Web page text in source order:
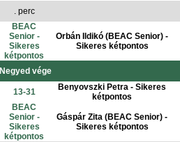
. perc
BEAC
Senior -
Sikeres
kétpontos
Orbán Ildikó (BEAC Senior) -
Sikeres kétpontos
Negyed vége
13-31
Benyovszki Petra - Sikeres
kétpontos
BEAC
Senior -
Sikeres
kétpontos
Gáspár Zita (BEAC Senior) -
Sikeres kétpontos